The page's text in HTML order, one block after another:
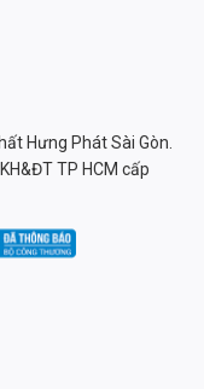
Hưng Phát Sài Gòn.
TP HCM cấp